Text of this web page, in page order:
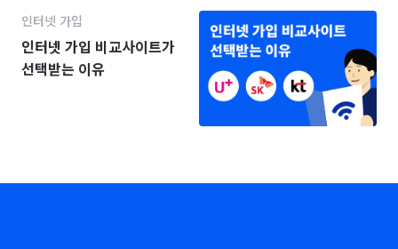
인터넷 가입
인터넷 가입 비교사이트가
선택받는 이유